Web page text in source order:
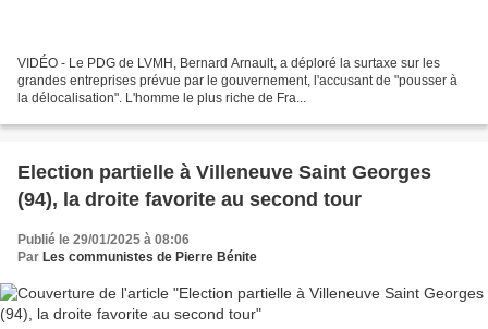
VIDÉO - Le PDG de LVMH, Bernard Arnault, a déploré la surtaxe sur les
grandes entreprises prévue par le gouvernement, l'accusant de "pousser à
la délocalisation". L'homme le plus riche de Fra...
Election partielle à Villeneuve Saint Georges
(94), la droite favorite au second tour
Publié le 29/01/2025 à 08:06
Par Les communistes de Pierre Bénite